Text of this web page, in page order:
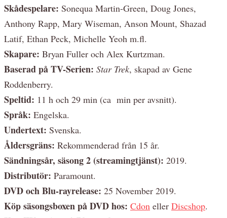
Skådespelare: Sonequa Martin-Green, Doug Jones,
Anthony Rapp, Mary Wiseman, Anson Mount, Shazad
Latif, Ethan Peck, Michelle Yeoh m.fl.
Skapare: Bryan Fuller och Alex Kurtzman.
Baserad på TV-Serien: Star Trek, skapad av Gene
Roddenberry.
Speltid: 11 h och 29 min (ca min per avsnitt).
Språk: Engelska.
Undertext: Svenska.
Åldersgräns: Rekommenderad från 15 år.
Sändningsår, säsong 2 (streamingtjänst): 2019.
Distributör: Paramount.
DVD och Blu-rayrelease: 25 November 2019.
Köp säsongsboxen på DVD hos: Cdon eller Discshop.